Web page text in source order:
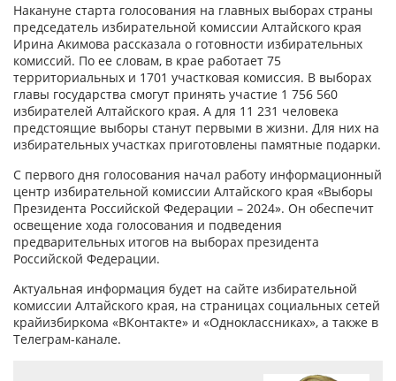
Накануне старта голосования на главных выборах страны
председатель избирательной комиссии Алтайского края
Ирина Акимова рассказала о готовности избирательных
комиссий. По ее словам, в крае работает 75
территориальных и 1701 участковая комиссия. В выборах
главы государства смогут принять участие 1 756 560
избирателей Алтайского края. А для 11 231 человека
предстоящие выборы станут первыми в жизни. Для них на
избирательных участках приготовлены памятные подарки.
С первого дня голосования начал работу информационный
центр избирательной комиссии Алтайского края «Выборы
Президента Российской Федерации – 2024». Он обеспечит
освещение хода голосования и подведения
предварительных итогов на выборах президента
Российской Федерации.
Актуальная информация будет на сайте избирательной
комиссии Алтайского края, на страницах социальных сетей
крайизбиркома «ВКонтакте» и «Одноклассниках», а также в
Телеграм-канале.